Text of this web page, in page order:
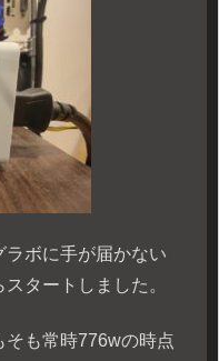
ボに手が届かない
タートしました。
も常時776wの時点